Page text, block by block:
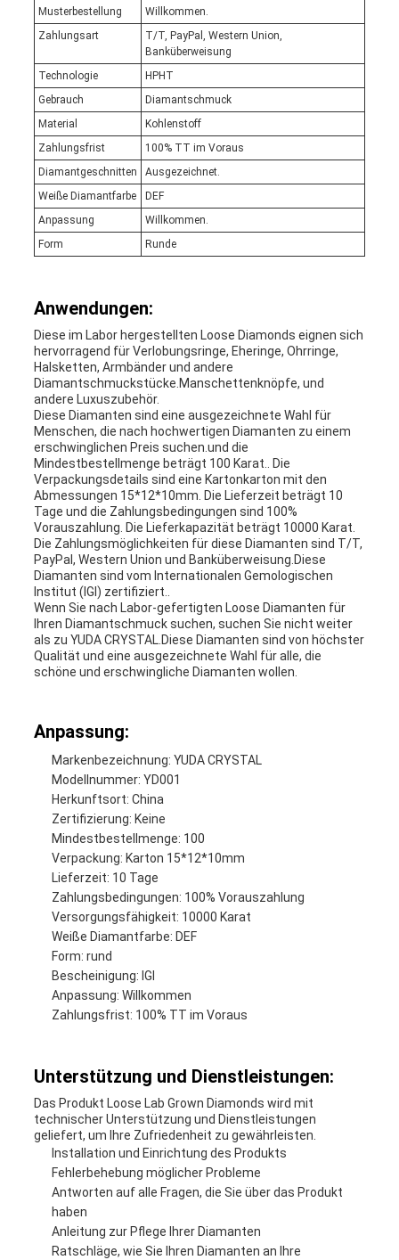
Musterbestellung
Willkommen.
Zahlungsart
T/T, PayPal, Western Union,
Banküberweisung
Technologie
HPHT
Gebrauch
Diamantschmuck
Material
Kohlenstoff
Zahlungsfrist
100% TT im Voraus
Diamantgeschnitten
Ausgezeichnet.
Weiße Diamantfarbe
DEF
Anpassung
Willkommen.
Form
Runde
Anwendungen:
Diese im Labor hergestellten Loose Diamonds eignen sich
hervorragend für Verlobungsringe, Eheringe, Ohrringe,
Halsketten, Armbänder und andere
Diamantschmuckstücke.Manschettenknöpfe, und
andere Luxuszubehör.
Diese Diamanten sind eine ausgezeichnete Wahl für
Menschen, die nach hochwertigen Diamanten zu einem
erschwinglichen Preis suchen.und die
Mindestbestellmenge beträgt 100 Karat.. Die
Verpackungsdetails sind eine Kartonkarton mit den
Abmessungen 15*12*10mm. Die Lieferzeit beträgt 10
Tage und die Zahlungsbedingungen sind 100%
Vorauszahlung. Die Lieferkapazität beträgt 10000 Karat.
Die Zahlungsmöglichkeiten für diese Diamanten sind T/T,
PayPal, Western Union und Banküberweisung.Diese
Diamanten sind vom Internationalen Gemologischen
Institut (IGI) zertifiziert..
Wenn Sie nach Labor-gefertigten Loose Diamanten für
Ihren Diamantschmuck suchen, suchen Sie nicht weiter
als zu YUDA CRYSTAL.Diese Diamanten sind von höchster
Qualität und eine ausgezeichnete Wahl für alle, die
schöne und erschwingliche Diamanten wollen.
Anpassung:
Markenbezeichnung: YUDA CRYSTAL
Modellnummer: YD001
Herkunftsort: China
Zertifizierung: Keine
Mindestbestellmenge: 100
Verpackung: Karton 15*12*10mm
Lieferzeit: 10 Tage
Zahlungsbedingungen: 100% Vorauszahlung
Versorgungsfähigkeit: 10000 Karat
Weiße Diamantfarbe: DEF
Form: rund
Bescheinigung: IGI
Anpassung: Willkommen
Zahlungsfrist: 100% TT im Voraus
Unterstützung und Dienstleistungen:
Das Produkt Loose Lab Grown Diamonds wird mit
technischer Unterstützung und Dienstleistungen
geliefert, um Ihre Zufriedenheit zu gewährleisten.
Installation und Einrichtung des Produkts
Fehlerbehebung möglicher Probleme
Antworten auf alle Fragen, die Sie über das Produkt
haben
Anleitung zur Pflege Ihrer Diamanten
Ratschläge, wie Sie Ihren Diamanten an Ihre